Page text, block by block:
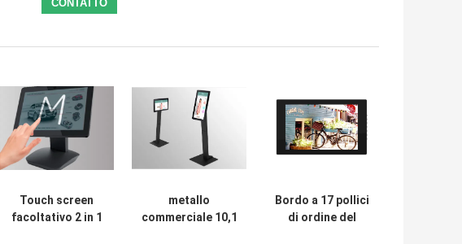
Touch screen
facoltativo 2 in 1
metallo
commerciale 10,1
Bordo a 17 pollici
di ordine del